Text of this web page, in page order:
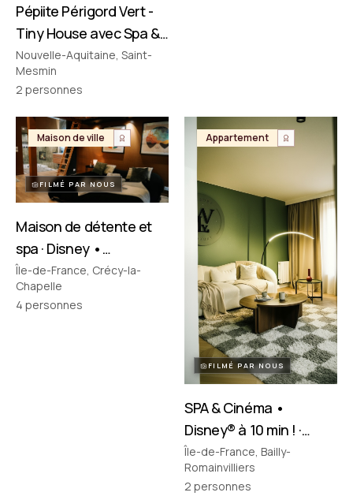
Pépiite Périgord Vert -
Tiny House avec Spa &
Bain Nordique en
Dordogne
Nouvelle-Aquitaine, Saint-
Mesmin
2 personnes
Maison de ville
FILMÉ PAR NOUS
Maison de détente et
spa · Disney •
Crécy‑la‑Chapelle
Île-de-France, Crécy-la-
Chapelle
4 personnes
Appartement
FILMÉ PAR NOUS
SPA & Cinéma •
Disney® à 10 min ! ·
Bailly-Romainvilliers
Île-de-France, Bailly-
Romainvilliers
2 personnes